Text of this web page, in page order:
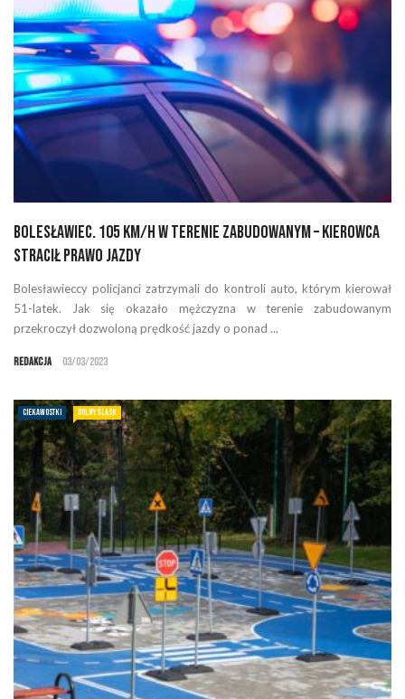
Bolesławiec. 105 km/h w terenie zabudowanym – kierowca
stracił prawo jazdy
Bolesławieccy policjanci zatrzymali do kontroli auto, którym kierował
51-latek. Jak się okazało mężczyzna w terenie zabudowanym
przekroczył dozwoloną prędkość jazdy o ponad ...
Redakcja 03/03/2023
CIEKAWOSTKI DOLNY ŚLĄSK